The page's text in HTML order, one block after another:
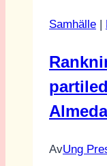
i
Samhälle |
AvUng